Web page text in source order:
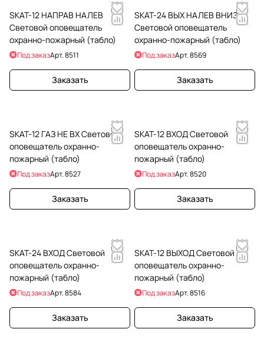
SKAT-12 НАПРАВ НАЛЕВ
Световой оповещатель
охранно-пожарный (табло)
Под заказАрт.8511
Заказать
SKAT-24 ВЫХ НАЛЕВ ВНИЗ
Световой оповещатель
охранно-пожарный (табло)
Под заказАрт.8569
Заказать
SKAT-12 ГАЗ НЕ ВХ Световой
оповещатель охранно-
пожарный (табло)
Под заказАрт.8527
Заказать
SKAT-12 ВХОД Световой
оповещатель охранно-
пожарный (табло)
Под заказАрт.8520
Заказать
SKAT-24 ВХОД Световой
оповещатель охранно-
пожарный (табло)
Под заказАрт.8584
Заказать
SKAT-12 ВЫХОД Световой
оповещатель охранно-
пожарный (табло)
Под заказАрт.8516
Заказать